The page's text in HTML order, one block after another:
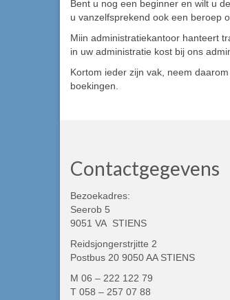
Bent u nog een beginner en wilt u
u vanzelfsprekend ook een beroep
Miin administratiekantoor hanteert
in uw administratie kost bij ons
Kortom ieder zijn vak, neem
boekingen.
Contactgegevens
Bezoekadres:
Seerob 5
9051 VA STIENS
Reidsjongerstrjitte 2
Postbus 20 9050 AA STIENS
M 06 – 222 122 79
T 058 – 257 07 88